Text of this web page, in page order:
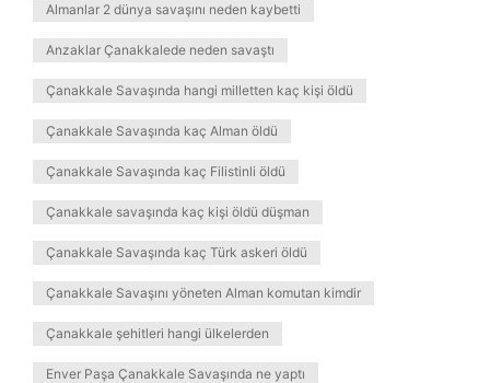
Almanlar 2 dünya savaşını neden kaybetti
Anzaklar Çanakkalede neden savaştı
Çanakkale Savaşında hangi milletten kaç kişi öldü
Çanakkale Savaşında kaç Alman öldü
Çanakkale Savaşında kaç Filistinli öldü
Çanakkale savaşında kaç kişi öldü düşman
Çanakkale Savaşında kaç Türk askeri öldü
Çanakkale Savaşını yöneten Alman komutan kimdir
Çanakkale şehitleri hangi ülkelerden
Enver Paşa Çanakkale Savaşında ne yaptı